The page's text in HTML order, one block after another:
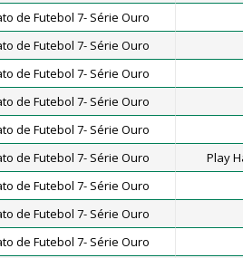
de Futebol 7- Série Ouro
de Futebol 7- Série Ouro
de Futebol 7- Série Ouro
de Futebol 7- Série Ouro
de Futebol 7- Série Ouro
de Futebol 7- Série Ouro
Play
de Futebol 7- Série Ouro
de Futebol 7- Série Ouro
de Futebol 7- Série Ouro